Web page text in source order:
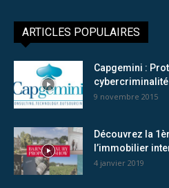
ARTICLES POPULAIRES
Capgemini :
cybercriminalité
9 novembre 2015
Découvrez la
l’immobilier
4 janvier 2019